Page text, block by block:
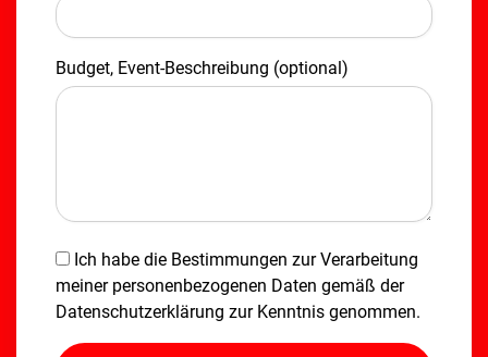
Budget, Event-Beschreibung (optional)
Ich habe die Bestimmungen zur Verarbeitung
meiner personenbezogenen Daten gemäß der
Datenschutzerklärung zur Kenntnis genommen.